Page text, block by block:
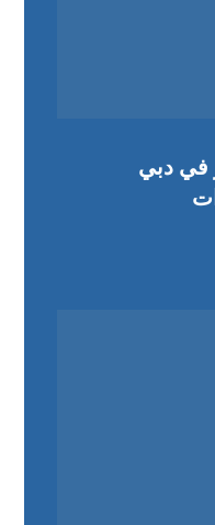
في دبي